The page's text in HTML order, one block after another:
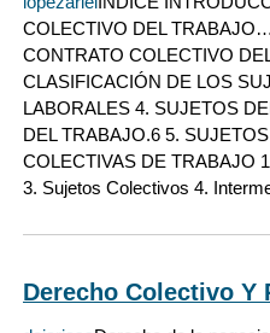
COLECTIVO DEL
CONTRATO COLECTIVO
CLASIFICACIÓN DE LOS
LABORALES 4. SUJETOS
DEL TRABAJO.6 5.
COLECTIVAS DE TRABAJO
3. Sujetos Colectivos 4.
Derecho Colectivo Y